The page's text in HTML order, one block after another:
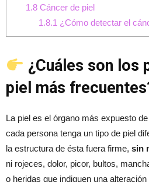
1.8Cáncer de piel
1.8.1 ¿Cómo detectar el
¿Cuáles son los
piel más
La piel es el órgano más expuesto
cada persona tenga un tipo de piel
la estructura de ésta fuera firme, sin
ni rojeces, dolor, picor, bultos,
o heridas que indiquen una